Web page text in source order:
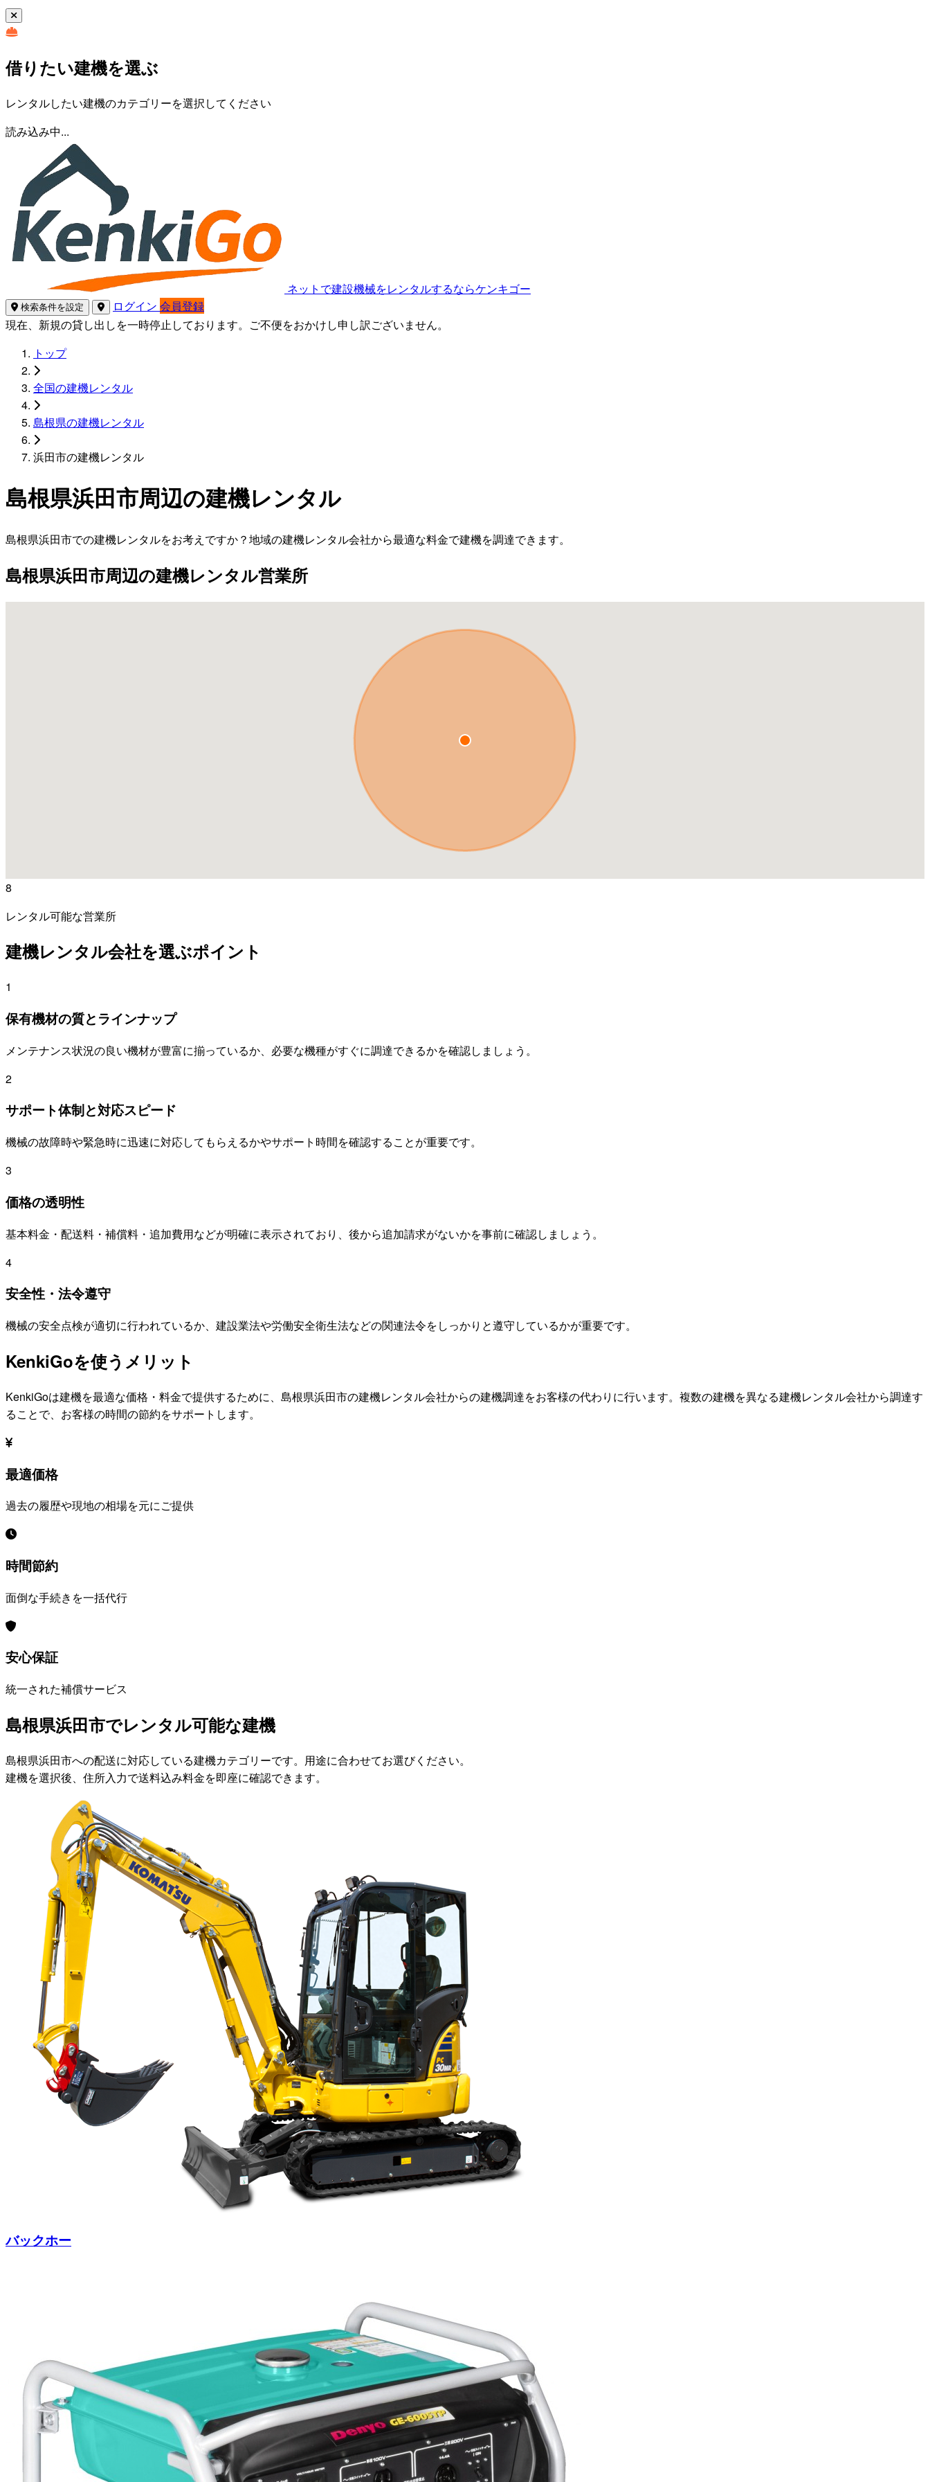
借りたい建機を選ぶ
レンタルしたい建機のカテゴリーを選択してください
読み込み中...
ネットで建設機械をレンタルするならケンキゴー
検索条件を設定 ログイン 会員登録
現在、新規の貸し出しを一時停止しております。ご不便をおかけし申し訳ございません。
トップ
全国の建機レンタル
島根県の建機レンタル
浜田市の建機レンタル
島根県浜田市周辺の建機レンタル
島根県浜田市での建機レンタルをお考えですか？地域の建機レンタル会社から最適な料金で建機を調達できます。
島根県浜田市周辺の建機レンタル営業所
8
レンタル可能な営業所
建機レンタル会社を選ぶポイント
1
保有機材の質とラインナップ
メンテナンス状況の良い機材が豊富に揃っているか、必要な機種がすぐに調達できるかを確認しましょう。
2
サポート体制と対応スピード
機械の故障時や緊急時に迅速に対応してもらえるかやサポート時間を確認することが重要です。
3
価格の透明性
基本料金・配送料・補償料・追加費用などが明確に表示されており、後から追加請求がないかを事前に確認しましょう。
4
安全性・法令遵守
機械の安全点検が適切に行われているか、建設業法や労働安全衛生法などの関連法令をしっかりと遵守しているかが重要です。
KenkiGoを使うメリット
KenkiGoは建機を最適な価格・料金で提供するために、 島根県浜田市の建機レンタル会社からの建機調達をお客様の代わりに行います。複数の建機を異なる建機レンタル会社から調達す
ることで、お客様の時間の節約をサポートします。
最適価格
過去の履歴や現地の相場を元にご提供
時間節約
面倒な手続きを一括代行
安心保証
統一された補償サービス
島根県浜田市でレンタル可能な建機
島根県浜田市への配送に対応している建機カテゴリーです。用途に合わせてお選びください。
建機を選択後、住所入力で送料込み料金を即座に確認できます。
バックホー